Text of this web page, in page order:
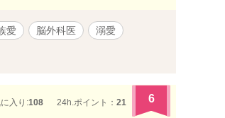
愛 脳外科医
溺愛
入り:108 24h.ポイント： 21 6